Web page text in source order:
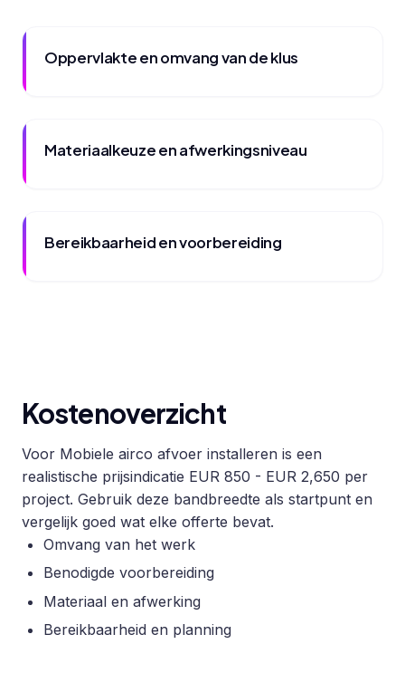
Oppervlakte en omvang van de klus
Materiaalkeuze en afwerkingsniveau
Bereikbaarheid en voorbereiding
Kostenoverzicht
Voor Mobiele airco afvoer installeren is een
realistische prijsindicatie EUR 850 - EUR 2,650 per
project. Gebruik deze bandbreedte als startpunt en
vergelijk goed wat elke offerte bevat.
Omvang van het werk
Benodigde voorbereiding
Materiaal en afwerking
Bereikbaarheid en planning